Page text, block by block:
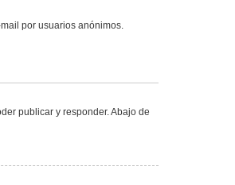
por usuarios anónimos.
publicar y responder. Abajo de